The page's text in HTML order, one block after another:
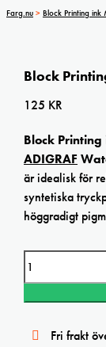
Farg.nu > Block Printing
Block
125 KR
Block
ADIGRAF
är idealisk för
syntetiska
höggradigt
Fri frakt